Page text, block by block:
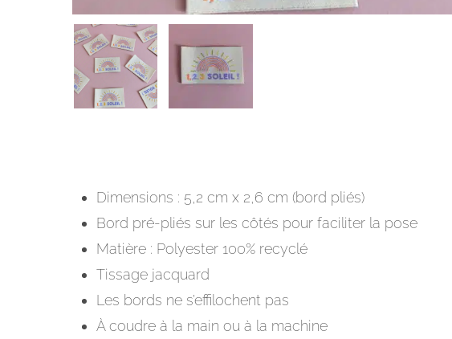
Dimensions : 5,2 cm x 2,6 cm (bord pliés)
Bord pré-pliés sur les côtés pour faciliter la pose
Matière : Polyester 100% recyclé
Tissage jacquard
Les bords ne s’effilochent pas
À coudre à la main ou à la machine